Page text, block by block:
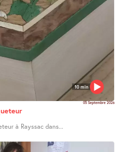
10 min
05 Septembre 2026
à Rayssac dans...